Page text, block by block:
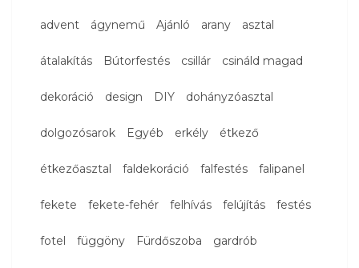
advent ágynemű Ajánló arany asztal
átalakítás Bútorfestés csillár csináld magad
dekoráció design DIY dohányzóasztal
dolgozósarok Egyéb erkély étkező
étkezőasztal faldekoráció falfestés falipanel
fekete fekete-fehér felhívás felújítás festés
fotel függöny Fürdőszoba gardrób